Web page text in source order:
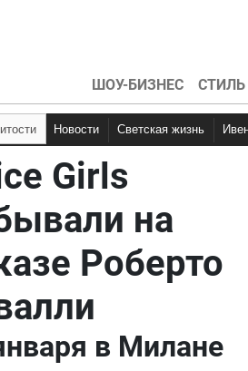
ШОУ-БИЗНЕС СТИЛЬ
Новости Светская жизнь
Girls
на
Роберто
в Милане